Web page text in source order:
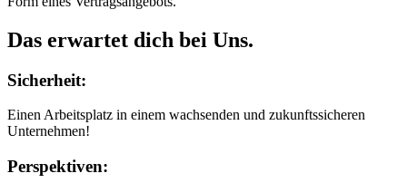
Das erwartet dich bei Uns.
Sicherheit:
Einen Arbeitsplatz in einem wachsenden und zukunftssicheren
Unternehmen!
Perspektiven: